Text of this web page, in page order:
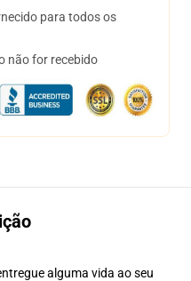
para todos os
não for recebido
alguma vida ao seu